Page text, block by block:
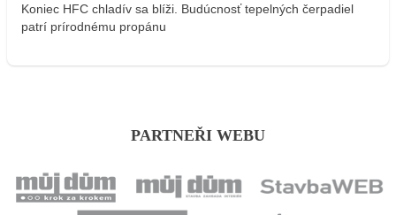
Koniec HFC chladív sa blíži. Budúcnosť tepelných čerpadiel
patrí prírodnému propánu
PARTNEŘI WEBU